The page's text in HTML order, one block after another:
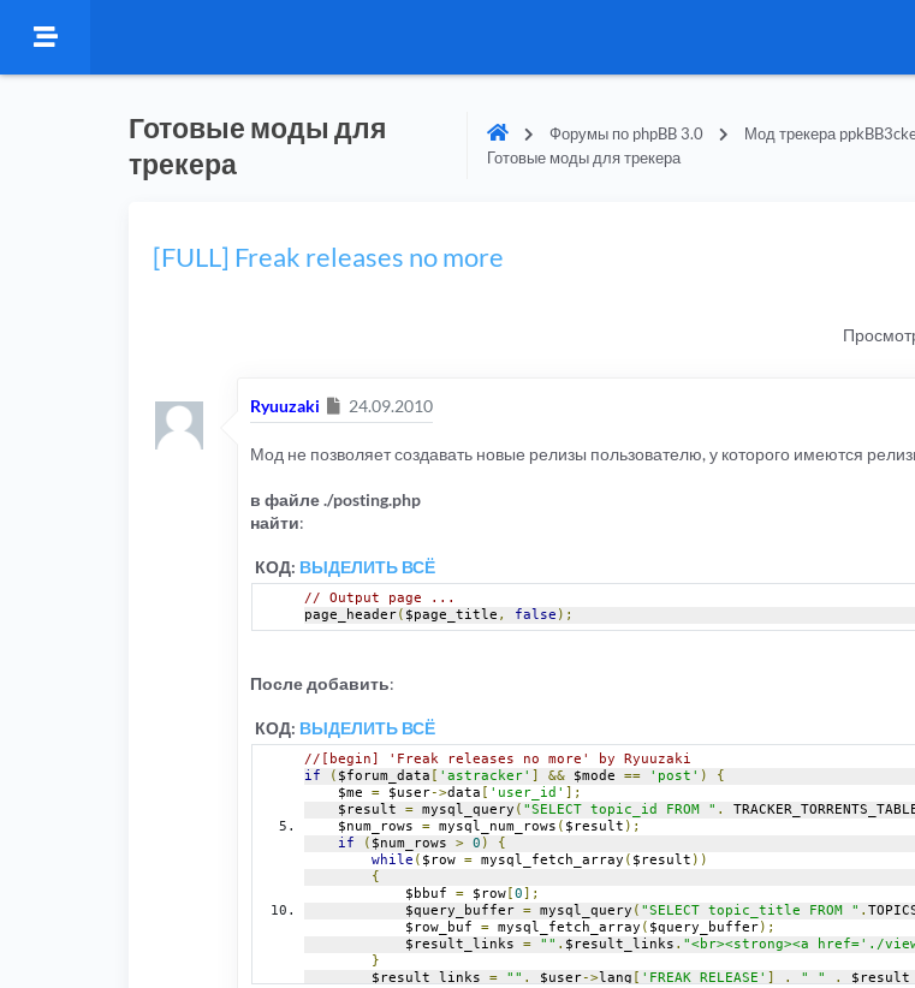
Готовые моды для
трекера
Форумы по phpBB 3.0 Мод трекера
Готовые моды для трекера
[FULL] Freak releases no more
Ryuuzaki Сообщение
24.09.2010
Мод не позволяет создавать новые релизы пользователю, у которого имеются
в файле ./posting.php
найти:
КОД: ВЫДЕЛИТЬ ВСЁ
// Output page ...
page_header( $page_title , false );
После добавить:
КОД: ВЫДЕЛИТЬ ВСЁ
//[begin] 'Freak releases no more' by Ryuuzaki
if
( $forum_data 'astracker' && $mode == 'post' )
{
    $me
= $user->data 'user_id'
];
    $result
= mysql_query ( "SELECT topic_id FROM " .
    $num_rows
= mysql_num_rows ( $result );
if
( $num_rows > 0 )
{
while ( $row = mysql_fetch_array ( $result ))
{
            $bbuf
= $row 0 ];
            $query_buffer
= mysql_query ( "SELECT topic_title FROM " .
            $row_buf
= mysql_fetch_array ( $query_buffer);
            $result_links
= "" . $result_links . "<br><strong><a href='./
}
        $result_links
= "" . $user->lang 'FREAK_RELEASE' . " " .